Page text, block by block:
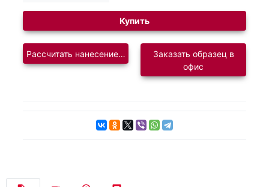
Купить
Рассчитать нанесение логотипаЗаказать образец в
офис